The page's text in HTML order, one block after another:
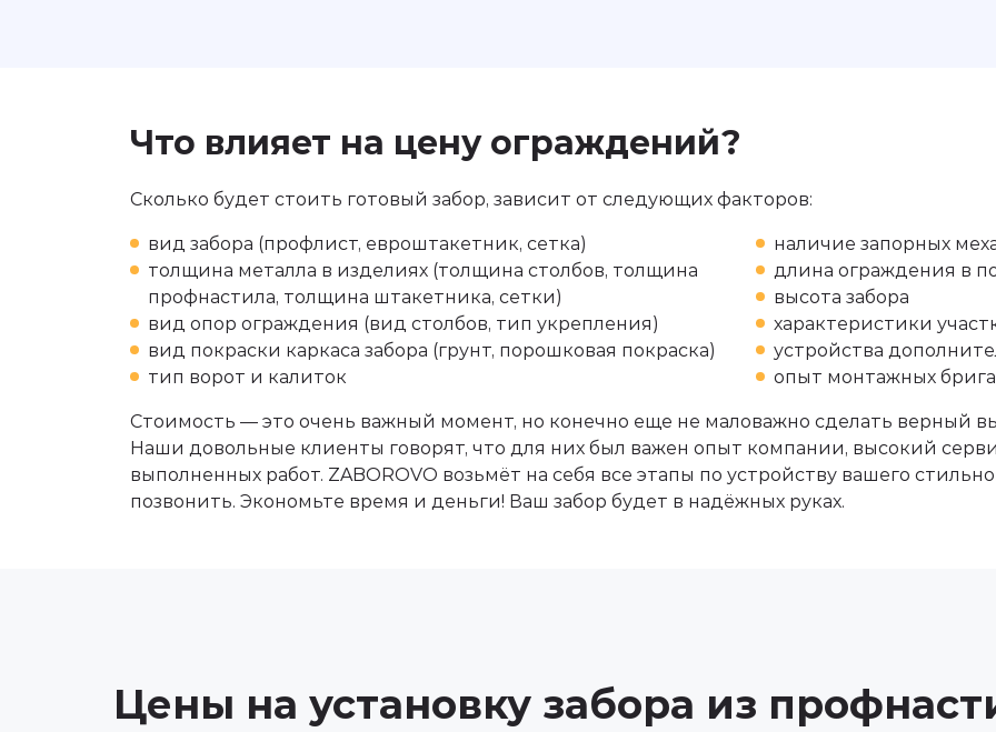
Что влияет на цену ограждений?
Сколько будет стоить готовый забор, зависит от следующих факторов:
вид забора (профлист, евроштакетник, сетка)
толщина металла в изделиях (толщина столбов, толщина
профнастила, толщина штакетника, сетки)
вид опор ограждения (вид столбов, тип укрепления)
вид покраски каркаса забора (грунт, порошковая покраска)
тип ворот и калиток
наличие запорных
длина ограждения в
высота забора
характеристики
устройства
опыт монтажных
Стоимость — это очень важный момент, но конечно еще не маловажно сделать верный
Наши довольные клиенты говорят, что для них был важен опыт компании, высокий
выполненных работ. ZABOROVO возьмёт на себя все этапы по устройству вашего
позвонить. Экономьте время и деньги! Ваш забор будет в надёжных руках.
Цены на установку забора из